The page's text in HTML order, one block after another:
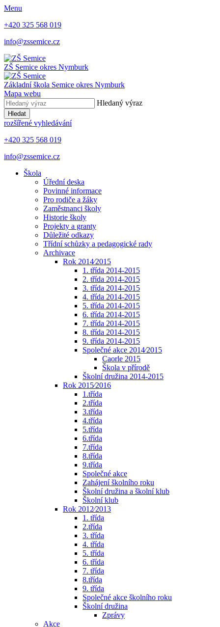
Menu
+420 325 568 019
info@zssemice.cz
ZŠ Semice okres Nymburk
Základní škola Semice okres Nymburk
Mapa webu
Hledaný výraz
Hledat
rozšířené vyhledávání
+420 325 568 019
info@zssemice.cz
Škola
Úřední deska
Povinné informace
Pro rodiče a žáky
Zaměstnanci školy
Historie školy
Projekty a granty
Důležité odkazy
Třídní schůzky a pedagogické rady
Archivace
Rok 2014⁄2015
1. třída 2014-2015
2. třída 2014-2015
3. třída 2014-2015
4. třída 2014-2015
5. třída 2014-2015
6. třída 2014-2015
7. třída 2014-2015
8. třída 2014-2015
9. třída 2014-2015
Společné akce 2014⁄2015
Caorle 2015
Škola v přírodě
Školní družina 2014-2015
Rok 2015⁄2016
1.třída
2.třída
3.třída
4.třída
5.třída
6.třída
7.třída
8.třída
9.třída
Společné akce
Zahájení školního roku
Školní družina a školní klub
Školní klub
Rok 2012⁄2013
1. třída
2.třída
3. třída
4. třída
5. třída
6. třída
7. třída
8.třída
9. třída
Společné akce školního roku
Školní družina
Zprávy
Akce